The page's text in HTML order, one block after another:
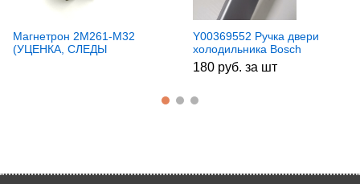
Магнетрон 2M261-M32
(УЦЕНКА, СЛЕДЫ
Y00369552 Ручка двери
холодильника Bosch
00431760, 00490069,
00488920 (УЦЕНКА
180 руб. за шт